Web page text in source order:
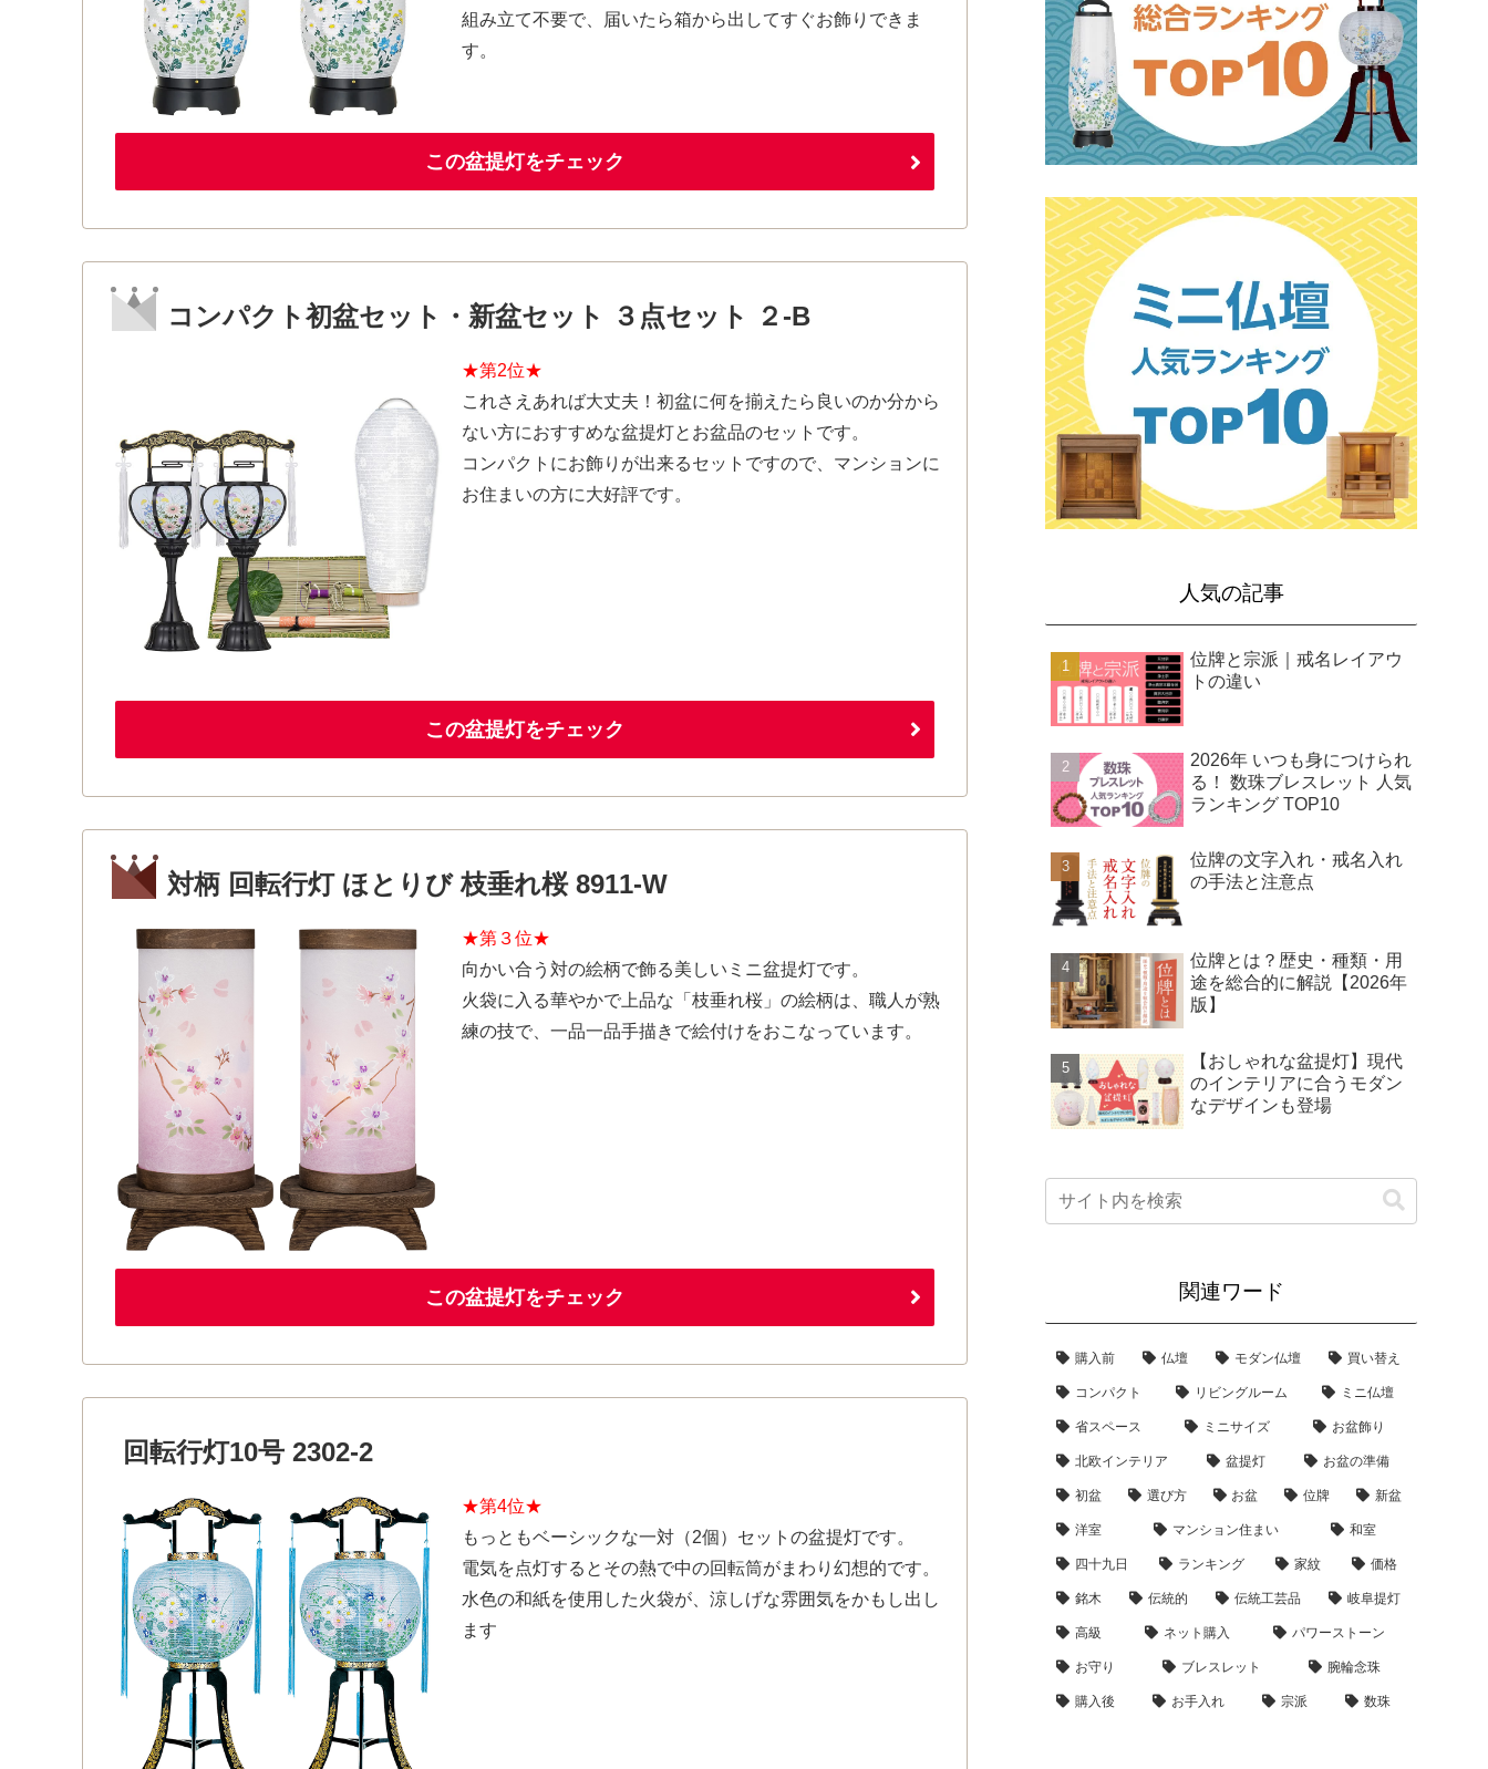
組み立て不要で、届いたら箱から出してすぐお飾りできま
す。
この盆提灯をチェック
コンパクト初盆セット・新盆セット ３点セット ２-B
★第2位★
これさえあれば大丈夫！初盆に何を揃えたら良いのか分から
ない方におすすめな盆提灯とお盆品のセットです。
コンパクトにお飾りが出来るセットですので、マンションに
お住まいの方に大好評です。
この盆提灯をチェック
対柄 回転行灯 ほとりび 枝垂れ桜 8911-W
★第３位★
向かい合う対の絵柄で飾る美しいミニ盆提灯です。
火袋に入る華やかで上品な「枝垂れ桜」の絵柄は、職人が熟
練の技で、一品一品手描きで絵付けをおこなっています。
この盆提灯をチェック
回転行灯10号 2302-2
★第4位★
もっともベーシックな一対（2個）セットの盆提灯です。
電気を点灯するとその熱で中の回転筒がまわり幻想的です。
水色の和紙を使用した火袋が、涼しげな雰囲気をかもし出し
ます
人気の記事
位牌と宗派｜戒名レイアウ
トの違い
2026年 いつも身につけられ
る！ 数珠ブレスレット 人気
ランキング TOP10
位牌の文字入れ・戒名入れ
の手法と注意点
位牌とは？歴史・種類・用
途を総合的に解説【2026年
版】
【おしゃれな盆提灯】現代
のインテリアに合うモダン
なデザインも登場
関連ワード
購入前 仏壇 モダン仏壇 買い替え
コンパクト リビングルーム ミニ仏壇
省スペース ミニサイズ お盆飾り
北欧インテリア 盆提灯 お盆の準備
初盆 選び方 お盆 位牌 新盆
洋室 マンション住まい 和室
四十九日 ランキング 家紋 価格
銘木 伝統的 伝統工芸品 岐阜提灯
高級 ネット購入 パワーストーン
お守り ブレスレット 腕輪念珠
購入後 お手入れ 宗派 数珠